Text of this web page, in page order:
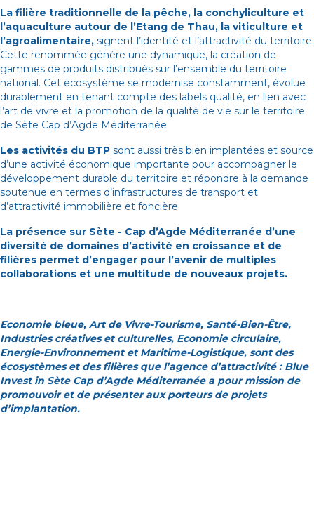
La filière traditionnelle de la pêche, la conchyliculture et
l’aquaculture autour de l’Etang de Thau, la viticulture et
l’agroalimentaire, signent l’identité et l’attractivité du territoire.
Cette renommée génère une dynamique, la création de
gammes de produits distribués sur l’ensemble du territoire
national. Cet écosystème se modernise constamment, évolue
durablement en tenant compte des labels qualité, en lien avec
l’art de vivre et la promotion de la qualité de vie sur le territoire
de Sète Cap d’Agde Méditerranée.
Les activités du BTP sont aussi très bien implantées et source
d’une activité économique importante pour accompagner le
développement durable du territoire et répondre à la demande
soutenue en termes d’infrastructures de transport et
d’attractivité immobilière et foncière.
La présence sur Sète - Cap d’Agde Méditerranée d’une
diversité de domaines d’activité en croissance et de
filières permet d’engager pour l’avenir de multiples
collaborations et une multitude de nouveaux projets.
Economie bleue, Art de Vivre-Tourisme, Santé-Bien-Être,
Industries créatives et culturelles, Economie circulaire,
Energie-Environnement et Maritime-Logistique, sont des
écosystèmes et des filières que l’agence d’attractivité : Blue
Invest in Sète Cap d’Agde Méditerranée a pour mission de
promouvoir et de présenter aux porteurs de projets
d’implantation.